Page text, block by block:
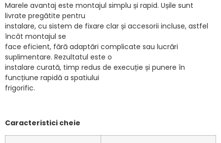
Marele avantaj este montajul simplu și rapid. Ușile sunt
livrate pregătite pentru
instalare, cu sistem de fixare clar și accesorii incluse, astfel
încât montajul se
face eficient, fără adaptări complicate sau lucrări
suplimentare. Rezultatul este o
instalare curată, timp redus de execuție și punere în
funcțiune rapidă a spatiului
frigorific.
Caracteristici cheie